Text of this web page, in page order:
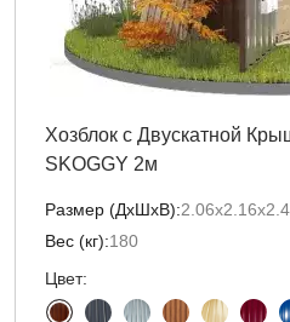
Хозблок с Двускатной
SKOGGY 2м
Размер (ДxШxВ):
Вес (кг):180
Цвет: